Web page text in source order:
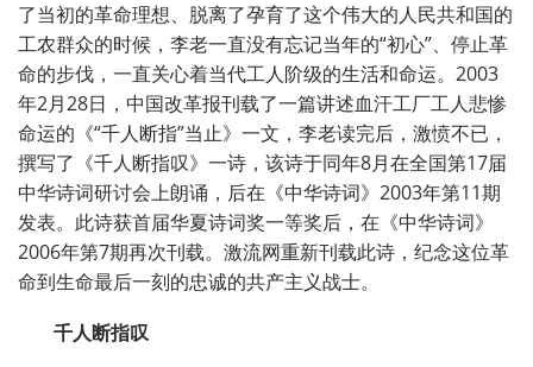
了当初的革命理想、脱离了孕育了这个伟大的人民共和国的
工农群众的时候，李老一直没有忘记当年的“初心”、停止革
命的步伐，一直关心着当代工人阶级的生活和命运。2003
年2月28日，中国改革报刊载了一篇讲述血汗工厂工人悲惨
命运的《“千人断指”当止》一文，李老读完后，激愤不已，
撰写了《千人断指叹》一诗，该诗于同年8月在全国第17届
中华诗词研讨会上朗诵，后在《中华诗词》2003年第11期
发表。此诗获首届华夏诗词奖一等奖后，在《中华诗词》
2006年第7期再次刊载。激流网重新刊载此诗，纪念这位革
命到生命最后一刻的忠诚的共产主义战士。
千人断指叹